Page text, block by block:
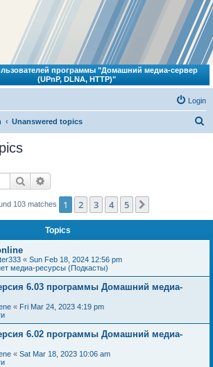
программы "Домашний медиа-сервер
(UPnP, DLNA, HTTP)"
Login
Unanswered topics
Search
103 matches 1 2 3 4 5
Topics
« Sun Feb 18, 2024 12:56 pm
медиа-ресурсы (Подкасты)
6.03 программы Домашний медиа-
« Fri Mar 24, 2023 4:19 pm
6.02 программы Домашний медиа-
« Sat Mar 18, 2023 10:06 am